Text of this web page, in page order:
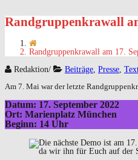
Randgruppenkrawall
Randgruppenkrawall am 17.
Redaktion/ Beiträge, Presse,
Am 7. Mai war der letzte
Datum: 17. September 2022
Ort: Marienplatz München
Beginn: 14 Uhr